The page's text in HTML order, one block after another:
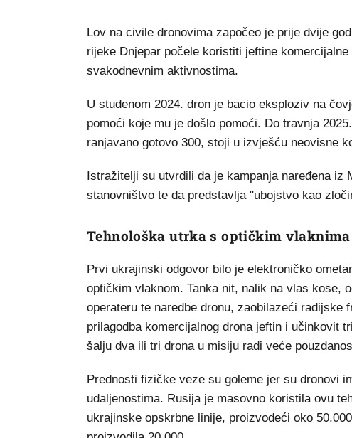
Lov na civile dronovima započeo je prije dvije
rijeke Dnjepar počele koristiti jeftine
svakodnevnim aktivnostima.
U studenom 2024. dron je bacio eksploziv na
pomoći koje mu je došlo pomoći. Do travnja
ranjavano gotovo 300, stoji u izvješću neovisne
Istražitelji su utvrdili da je kampanja naređena
stanovništvo te da predstavlja "ubojstvo kao
Tehnološka utrka s optičkim vlaknima
Prvi ukrajinski odgovor bilo je elektroničko
optičkim vlaknom. Tanka nit, nalik na vlas kose,
operateru te naredbe dronu, zaobilazeći radijske
prilagodba komercijalnog drona jeftin i učinkovit
šalju dva ili tri drona u misiju radi veće
Prednosti fizičke veze su goleme jer su dronovi
udaljenostima. Rusija je masovno koristila ovu
ukrajinske opskrbne linije, proizvodeći oko